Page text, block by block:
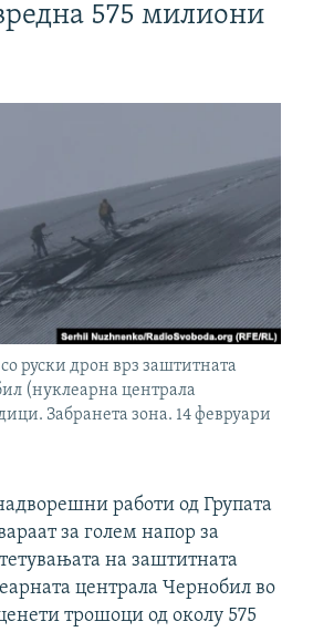
575 милиони
руски дрон врз заштитната
(нуклеарна централа
Забранета зона. 14 февруари
работи од Групата
за голем напор за
на заштитната
централа Чернобил во
трошоци од околу 575